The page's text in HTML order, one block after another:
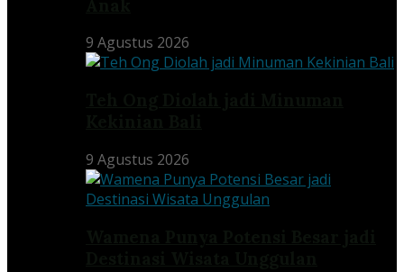
9 Agustus 2026
9 Agustus 2026